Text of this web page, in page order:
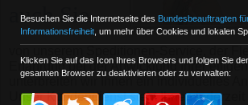
auch Sie...
Erfahrung bei der Abwicklung Ihrer
unterbreiten wir Ihnen ein individuelles
Unser Kundendienst steht Ihnen jederzeit
Besuchen Sie die Internetseite des Bundesbeauftragten
Informationsfreiheit, um mehr über Cookies und lokalen
Klicken Sie auf das Icon Ihres Browsers und folgen Sie
gesamten Browser zu deaktivieren oder zu verwalten: